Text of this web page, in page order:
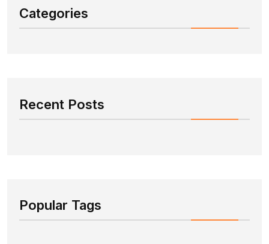
Categories
Recent Posts
Popular Tags